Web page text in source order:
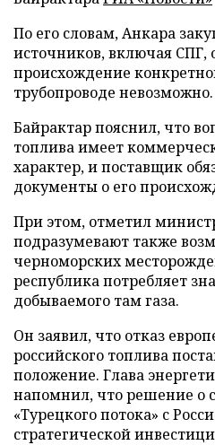
По его словам, Анкара
источников, включая СПГ,
происхождение
трубопроводе невозможно.
Байрактар пояснил, что
топлива имеет
характер, и поставщик
документы о его
При этом, отметил
подразумевают также
черноморских
республика потребляет
добываемого там газа.
Он заявил, что отказ
российского топлива
положение. Глава
напомнил, что решение о
«Турецкого потока» с
стратегической